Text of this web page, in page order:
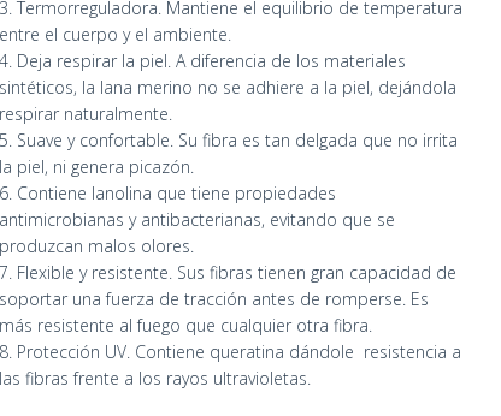
3. Termorreguladora. Mantiene el equilibrio de temperatura
entre el cuerpo y el ambiente.
4. Deja respirar la piel. A diferencia de los materiales
sintéticos, la lana merino no se adhiere a la piel, dejándola
respirar naturalmente.
5. Suave y confortable. Su fibra es tan delgada que no irrita
la piel, ni genera picazón.
6. Contiene lanolina que tiene propiedades
antimicrobianas y antibacterianas, evitando que se
produzcan malos olores.
7. Flexible y resistente. Sus fibras tienen gran capacidad de
soportar una fuerza de tracción antes de romperse. Es
más resistente al fuego que cualquier otra fibra.
8. Protección UV. Contiene queratina dándole resistencia a
las fibras frente a los rayos ultravioletas.